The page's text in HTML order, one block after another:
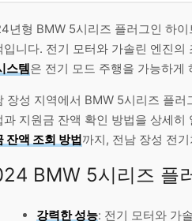
년형 BMW 5시리즈 플러그인 하
입니다. 전기 모터와 가솔린 엔진
스템은 전기 모드 주행을 가능하게
장성 지역에서 BMW 5시리즈 플
과 지원금 잔액 확인 방법을 상세히
잔액 조회 방법까지, 전남 장성 전
BMW 5시리즈 플
강력한 성능: 전기 모터와 가